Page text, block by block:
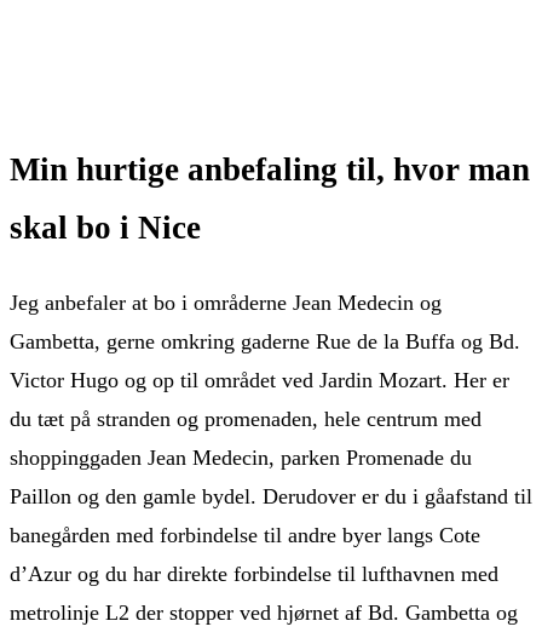
Min hurtige anbefaling til, hvor man
skal bo i Nice
Jeg anbefaler at bo i områderne Jean Medecin og
Gambetta, gerne omkring gaderne Rue de la Buffa og Bd.
Victor Hugo og op til området ved Jardin Mozart. Her er
du tæt på stranden og promenaden, hele centrum med
shoppinggaden Jean Medecin, parken Promenade du
Paillon og den gamle bydel. Derudover er du i gåafstand til
banegården med forbindelse til andre byer langs Cote
d’Azur og du har direkte forbindelse til lufthavnen med
metrolinje L2 der stopper ved hjørnet af Bd. Gambetta og